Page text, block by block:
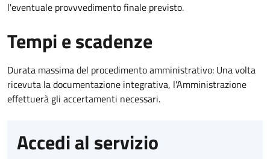
l'eventuale provvvedimento finale previsto.
Tempi e scadenze
Durata massima del procedimento amministrativo: Una volta
ricevuta la documentazione integrativa, l'Amministrazione
effettuerà gli accertamenti necessari.
Accedi al servizio